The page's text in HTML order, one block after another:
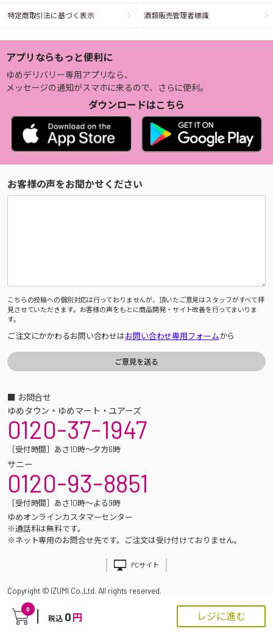
0
税込 0 円 レジに進む
特定商取引法に基づく表示 酒類販売管理者標識
アプリならもっと便利に
ゆめデリバリー専用アプリなら、
メッセージの通知がスマホに来るので、さらに便利。
ダウンロードはこちら
お客様の声をお聞かせください
こちらの投稿への個別対応は行っておりませんが、頂いたご意見はスタッフがすべて拝
見させていただきます。お客様の声をもとに商品開発・サイト改善を行ってまいりま
す。
ご注文にかかわるお問い合わせはお問い合わせ専用フォームから
■ お問合せ
ゆめタウン・ゆめマート・ユアーズ
0120-37-1947
［受付時間］あさ10時～夕方6時
サニー
0120-93-8851
［受付時間］あさ10時～よる9時
ゆめオンラインカスタマーセンター
※通話料は無料です。
※ネット専用のお問合せ先です。ご注文は受け付けておりません。
PCサイト
Copyright © IZUMI Co.,Ltd. All rights reserved.